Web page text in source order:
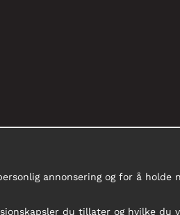
annonsering og for å
du tillater og hvilke du